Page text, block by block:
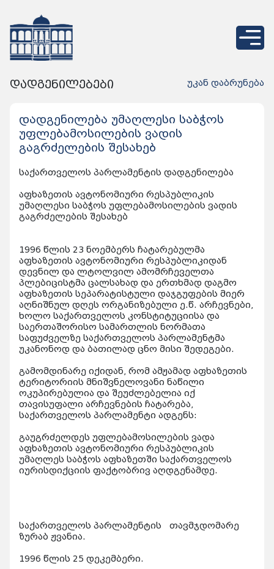
დადგენილებები უკან დაბრუნება
დადგენილება უმაღლესი საბჭოს
უფლებამოსილების ვადის
გაგრძელების შესახებ
საქართველოს პარლამენტის დადგენილება
აფხაზეთის ავტონომიური რესპუბლიკის
უმაღლესი საბჭოს უფლებამოსილების ვადის
გაგრძელების შესახებ
1996 წლის 23 ნოემბერს ჩატარებულმა
აფხაზეთის ავტონომიური რესპუბლიკიდან
დევნილ და ლტოლვილ ამომრჩეველთა
პლებიცისტმა ცალსახად და ერთხმად დაგმო
აფხაზეთის სეპარატისტული დაჯგუფების მიერ
აღნიშნულ დღეს ორგანიზებული ე.წ. არჩევნები,
ხოლო საქართველოს კონსტიტუციისა და
საერთაშორისო სამართლის ნორმათა
საფუძველზე საქართველოს პარლამენტმა
უკანონოდ და ბათილად ცნო მისი შედეგები.
გამომდინარე იქიდან, რომ ამჟამად აფხაზეთის
ტერიტორიის მნიშვნელოვანი ნაწილი
ოკუპირებულია და შეუძლებელია იქ
თავისუფალი არჩევნების ჩატარება,
საქართველოს პარლამენტი ადგენს:
გაუგრძელდეს უფლებამოსილების ვადა
აფხაზეთის ავტონომიური რესპუბლიკის
უმაღლეს საბჭოს აფხაზეთში საქართველოს
იურისდიქციის ფაქტობრივ აღდგენამდე.
საქართველოს პარლამენტის თავმჯდომარე
ზურაბ ჟვანია.
1996 წლის 25 დეკემბერი.